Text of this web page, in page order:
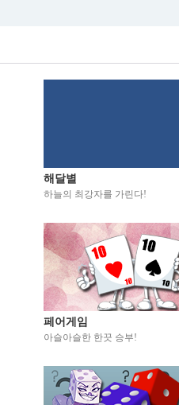
해달별
하늘의 최강자를 가린다!
페어게임
아슬아슬한 한끗 승부!